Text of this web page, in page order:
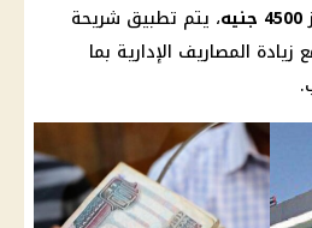
4500 جنيه
، يتم تطبيق شريحة
زيادة المصاريف الإدارية بما